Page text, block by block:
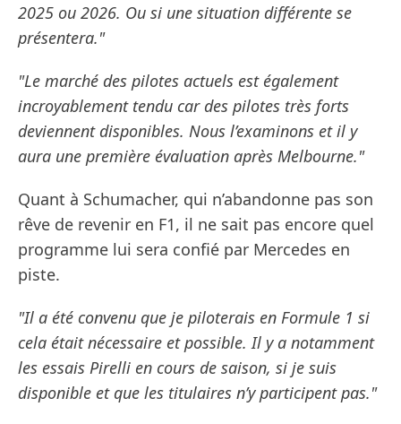
2025 ou 2026. Ou si une situation différente se
présentera."
"Le marché des pilotes actuels est également
incroyablement tendu car des pilotes très forts
deviennent disponibles. Nous l’examinons et il y
aura une première évaluation après Melbourne."
Quant à Schumacher, qui n’abandonne pas son
rêve de revenir en F1, il ne sait pas encore quel
programme lui sera confié par Mercedes en
piste.
"Il a été convenu que je piloterais en Formule 1 si
cela était nécessaire et possible. Il y a notamment
les essais Pirelli en cours de saison, si je suis
disponible et que les titulaires n’y participent pas."